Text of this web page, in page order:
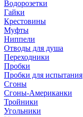
Водорозетки
Гайки
Крестовины
Муфты
Ниппели
Отводы для душа
Переходники
Пробки
Пробки для испытания
Сгоны
Сгоны-Американки
Тройники
Угольники